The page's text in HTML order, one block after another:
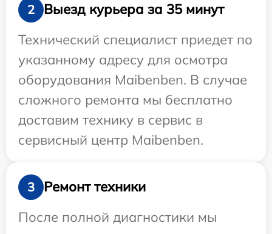
2
Выезд курьера за 35 минут
Технический специалист приедет по
указанному адресу для осмотра
оборудования Maibenben. В случае
сложного ремонта мы бесплатно
доставим технику в сервис в
сервисный центр Maibenben.
3
Ремонт техники
После полной диагностики мы